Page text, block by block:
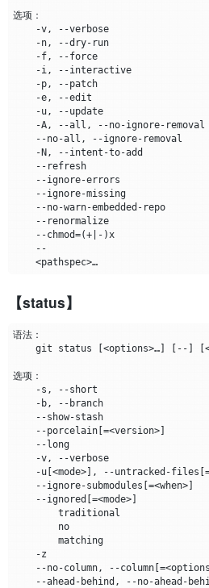
-v, --
-n, --dry-
-f, --
-i, --
-p, --
-e, --
-u, --
-A, --all, --no-ignore-
--no-all, --ignore-
-N, --intent-to-
--
--ignore-
--ignore-
--no-warn-embedded-
--
    --chmod
=(+| - )
【status】
    git status
<options>…​] --
-s, --
-b, --
--show-
    --porcelain
[=<version>]
--
-v, --
    -u
[ <mode>] , --untracked-files
    --ignore-submodules
[=<when>]
    --ignored
[=<mode>]
    --no-column, --column
[=
--ahead-behind, --no-